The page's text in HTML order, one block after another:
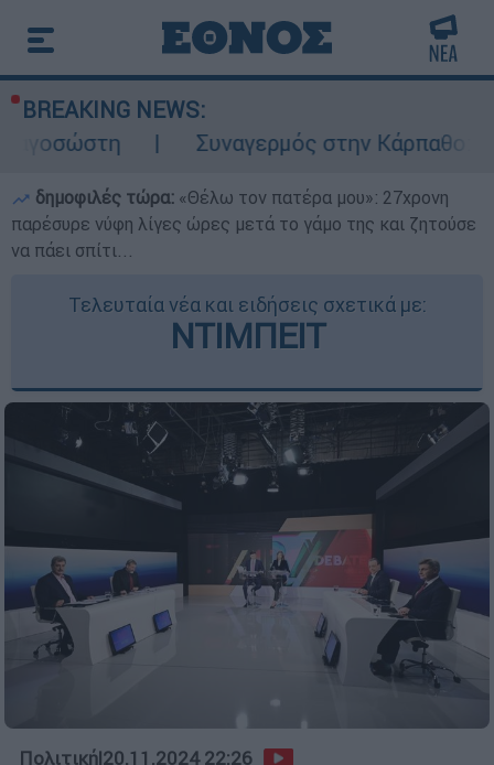
BREAKING NEWS:
Συναγερμός στην Κάρπαθο: Βρέθηκαν
δημοφιλές τώρα: «Θέλω τον πατέρα μου»: 27χρονη
παρέσυρε νύφη λίγες ώρες μετά το γάμο της και ζητούσε
να πάει σπίτι...
Τελευταία νέα και ειδήσεις σχετικά με:
ΝΤΙΜΠΕΙΤ
Πολιτική|20.11.2024 22:26